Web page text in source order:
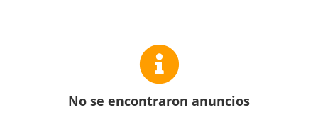
No se encontraron anuncios